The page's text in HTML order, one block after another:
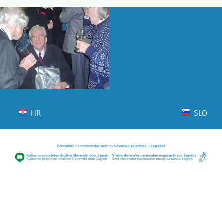
to
content
HR SLO